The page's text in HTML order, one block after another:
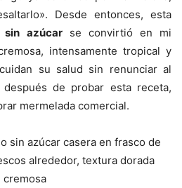
Desde entonces, esta
sin azúcarse convirtió en mi
intensamente tropical y
su salud sin renunciar al
de probar esta receta,
mermelada comercial.